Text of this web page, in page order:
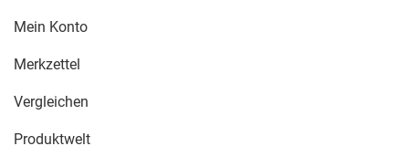
Mein Konto
Merkzettel
Vergleichen
Produktwelt